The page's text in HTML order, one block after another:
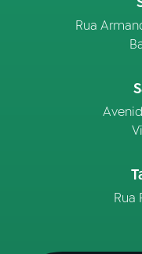
Rua
Rua